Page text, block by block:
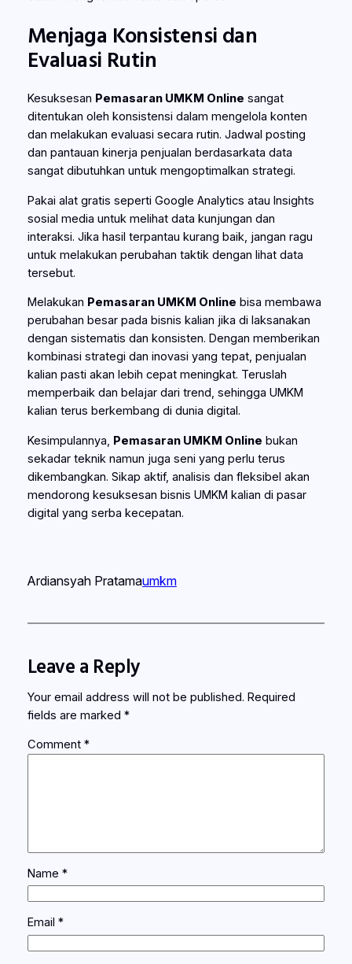
Menjaga Konsistensi dan
Evaluasi Rutin
Kesuksesan Pemasaran UMKM Online sangat
ditentukan oleh konsistensi dalam mengelola konten
dan melakukan evaluasi secara rutin. Jadwal posting
dan pantauan kinerja penjualan berdasarkata data
sangat dibutuhkan untuk mengoptimalkan strategi.
Pakai alat gratis seperti Google Analytics atau Insights
sosial media untuk melihat data kunjungan dan
interaksi. Jika hasil terpantau kurang baik, jangan ragu
untuk melakukan perubahan taktik dengan lihat data
tersebut.
Melakukan Pemasaran UMKM Online bisa membawa
perubahan besar pada bisnis kalian jika di laksanakan
dengan sistematis dan konsisten. Dengan memberikan
kombinasi strategi dan inovasi yang tepat, penjualan
kalian pasti akan lebih cepat meningkat. Teruslah
memperbaik dan belajar dari trend, sehingga UMKM
kalian terus berkembang di dunia digital.
Kesimpulannya, Pemasaran UMKM Online bukan
sekadar teknik namun juga seni yang perlu terus
dikembangkan. Sikap aktif, analisis dan fleksibel akan
mendorong kesuksesan bisnis UMKM kalian di pasar
digital yang serba kecepatan.
Ardiansyah Pratamaumkm
Leave a Reply
Your email address will not be published. Required
fields are marked *
Comment *
Name *
Email *